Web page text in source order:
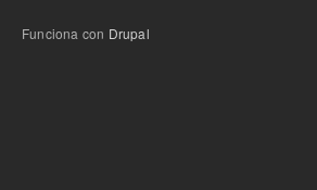
Funciona con Drupal